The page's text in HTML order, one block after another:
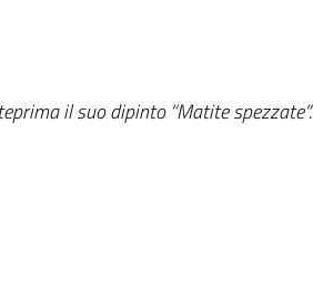
il suo dipinto “Matite spezzate”.